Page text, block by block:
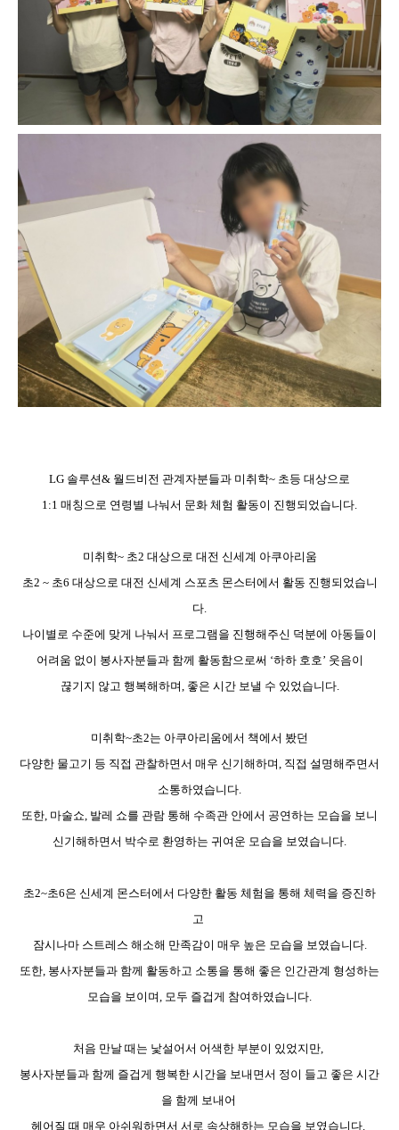
LG 솔루션& 월드비전 관계자분들과 미취학~ 초등 대상으로
1:1 매칭으로 연령별 나눠서 문화 체험 활동이 진행되었습니다.
미취학~ 초2 대상으로 대전 신세계 아쿠아리움
초2 ~ 초6 대상으로 대전 신세계 스포츠 몬스터에서 활동 진행되었습니
다.
나이별로 수준에 맞게 나눠서 프로그램을 진행해주신 덕분에 아동들이
어려움 없이 봉사자분들과 함께 활동함으로써 ‘하하 호호’ 웃음이
끊기지 않고 행복해하며, 좋은 시간 보낼 수 있었습니다.
미취학~초2는 아쿠아리움에서 책에서 봤던
다양한 물고기 등 직접 관찰하면서 매우 신기해하며, 직접 설명해주면서
소통하였습니다.
또한, 마술쇼, 발레 쇼를 관람 통해 수족관 안에서 공연하는 모습을 보니
신기해하면서 박수로 환영하는 귀여운 모습을 보였습니다.
초2~초6은 신세계 몬스터에서 다양한 활동 체험을 통해 체력을 증진하
고
잠시나마 스트레스 해소해 만족감이 매우 높은 모습을 보였습니다.
또한, 봉사자분들과 함께 활동하고 소통을 통해 좋은 인간관계 형성하는
모습을 보이며, 모두 즐겁게 참여하였습니다.
처음 만날 때는 낯설어서 어색한 부분이 있었지만,
봉사자분들과 함께 즐겁게 행복한 시간을 보내면서 정이 들고 좋은 시간
을 함께 보내어
헤어질 때 매우 아쉬워하면서 서로 속상해하는 모습을 보였습니다.